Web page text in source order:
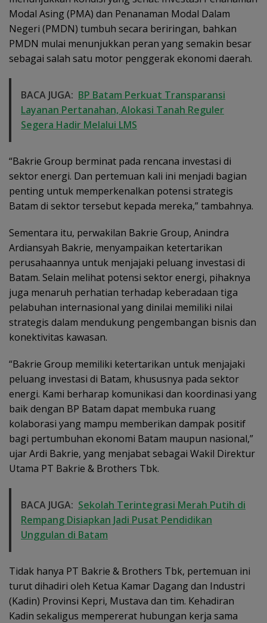
Modal Asing (PMA) dan Penanaman Modal Dalam
Negeri (PMDN) tumbuh secara beriringan, bahkan
PMDN mulai menunjukkan peran yang semakin besar
sebagai salah satu motor penggerak ekonomi daerah.
BACA JUGA: BP Batam Perkuat Transparansi
Layanan Pertanahan, Alokasi Tanah Reguler
Segera Hadir Melalui LMS
“Bakrie Group berminat pada rencana investasi di
sektor energi. Dan pertemuan kali ini menjadi bagian
penting untuk memperkenalkan potensi strategis
Batam di sektor tersebut kepada mereka,” tambahnya.
Sementara itu, perwakilan Bakrie Group, Anindra
Ardiansyah Bakrie, menyampaikan ketertarikan
perusahaannya untuk menjajaki peluang investasi di
Batam. Selain melihat potensi sektor energi, pihaknya
juga menaruh perhatian terhadap keberadaan tiga
pelabuhan internasional yang dinilai memiliki nilai
strategis dalam mendukung pengembangan bisnis dan
konektivitas kawasan.
“Bakrie Group memiliki ketertarikan untuk menjajaki
peluang investasi di Batam, khususnya pada sektor
energi. Kami berharap komunikasi dan koordinasi yang
baik dengan BP Batam dapat membuka ruang
kolaborasi yang mampu memberikan dampak positif
bagi pertumbuhan ekonomi Batam maupun nasional,”
ujar Ardi Bakrie, yang menjabat sebagai Wakil Direktur
Utama PT Bakrie & Brothers Tbk.
BACA JUGA: Sekolah Terintegrasi Merah Putih di
Rempang Disiapkan Jadi Pusat Pendidikan
Unggulan di Batam
Tidak hanya PT Bakrie & Brothers Tbk, pertemuan ini
turut dihadiri oleh Ketua Kamar Dagang dan Industri
(Kadin) Provinsi Kepri, Mustava dan tim. Kehadiran
Kadin sekaligus mempererat hubungan kerja sama